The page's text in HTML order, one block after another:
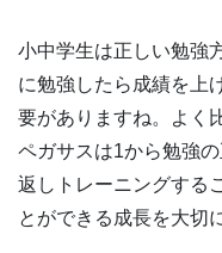
小中学生は正しい勉強
に勉強したら成績を上
要がありますね。よく
ペガサスは1から勉強
返しトレーニングする
とができる成長を大切